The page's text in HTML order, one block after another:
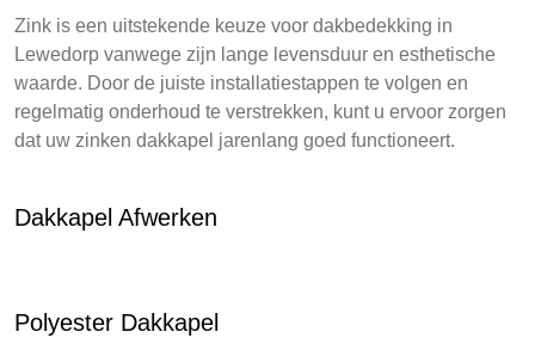
Zink is een uitstekende keuze voor dakbedekking in
Lewedorp vanwege zijn lange levensduur en esthetische
waarde. Door de juiste installatiestappen te volgen en
regelmatig onderhoud te verstrekken, kunt u ervoor zorgen
dat uw zinken dakkapel jarenlang goed functioneert.
Dakkapel Afwerken
Polyester Dakkapel